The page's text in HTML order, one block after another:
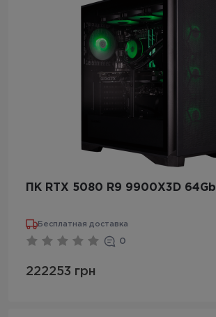
ПК RTX 5080 R9 9900X3D 64Gb
Бесплатная доставка
0
222253 грн